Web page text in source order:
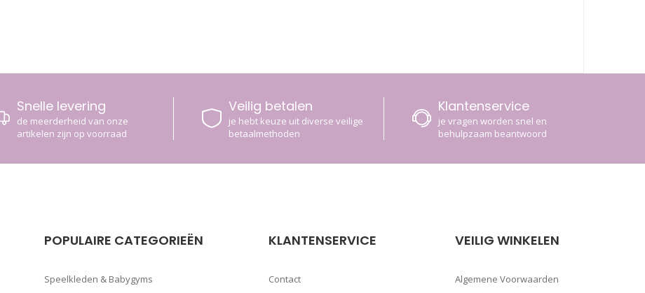
Snelle levering
de meerderheid van onze
artikelen zijn op voorraad
Veilig betalen
je hebt keuze uit diverse veilige
betaalmethoden
Klantenservice
je vragen worden snel en
behulpzaam beantwoord
POPULAIRE CATEGORIEËN
Speelkleden & Babygyms
KLANTENSERVICE
Contact
VEILIG WINKELEN
Algemene Voorwaarden